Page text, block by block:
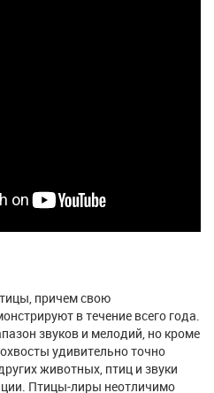
причем свою
в течение всего года.
звуков и мелодий, но кроме
удивительно точно
животных, птиц и звуки
Птицы-лиры неотличимо